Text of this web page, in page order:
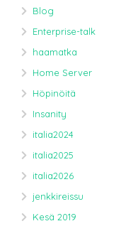
Blog
Enterprise-talk
haamatka
Home Server
Höpinöitä
Insanity
italia2024
italia2025
italia2026
jenkkireissu
Kesä 2019